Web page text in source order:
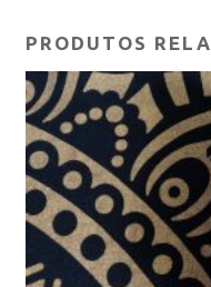
PRODUTOS